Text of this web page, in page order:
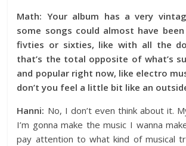
Math: Your album has a very
some songs could almost have
fivties or sixties, like with all the
that’s the total opposite of what’s
and popular right now, like electro
don’t you feel a little bit like an
Hanni: No, I don’t even think about it.
I’m gonna make the music I wanna
pay attention to what kind of musical